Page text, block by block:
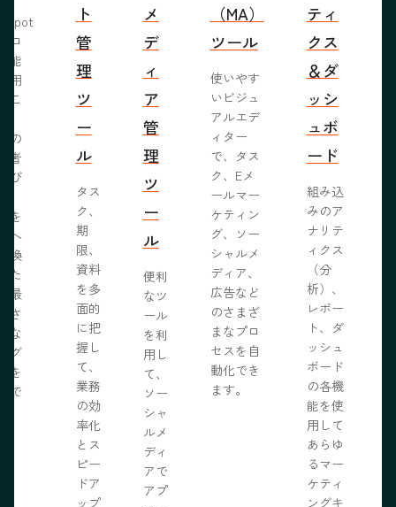
ロ
能
用
こ
の
者
び
を
へ
換
た
最
さ
な
グ
を
で
ト
管
理
ツ
ー
ル
タス
ク、
期
限、
資料
を多
面的
に把
握し
て、
業務
の効
率化
とス
ピー
ドア
ップ
メ
デ
ィ
ア
管
理
ツ
ー
ル
便利
なツ
ール
を利
用し
て、
ソー
シャ
ルメ
ディ
アで
アプ
（MA）
ツール
使いやす
いビジュ
アルエデ
ィター
で、タス
ク、Eメ
ールマー
ケティン
グ、ソー
シャルメ
ディア、
広告など
のさまざ
まなプロ
セスを自
動化でき
ます。
ティ
クス
＆ダ
ッシ
ュボ
ード
組み込
みのア
ナリテ
ィクス
（分
析）、
レポー
ト、ダ
ッシュ
ボード
の各機
能を使
用して
あらゆ
るマー
ケティ
ングキ